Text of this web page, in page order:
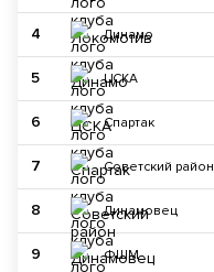
4 Динамо
5 ЦСКА
6 Спартак
7 Советский район
8 Динамовец
9 ФШМ